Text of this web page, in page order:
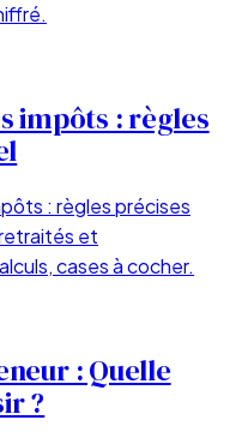
impôts : règles
: règles précises
retraités et
cases à cocher.
: Quelle
?